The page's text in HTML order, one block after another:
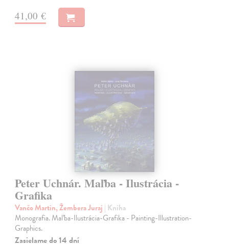
41,00 €
Peter Uchnár. Maľba - Ilustrácia -
Grafika
Vančo Martin, Žembera Juraj | Kniha
Monografia. Maľba-Ilustrácia-Grafika - Painting-Illustration-
Graphics.
Zasielame do 14 dní